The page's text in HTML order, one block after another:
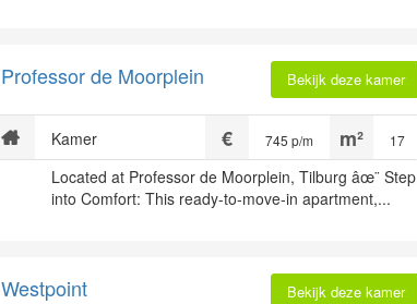
Professor de Moorplein Bekijk deze kamer
Kamer 17
745 p/m
Located at Professor de Moorplein, Tilburg âœ¨ Step
into Comfort: This ready-to-move-in apartment,...
Westpoint Bekijk deze kamer